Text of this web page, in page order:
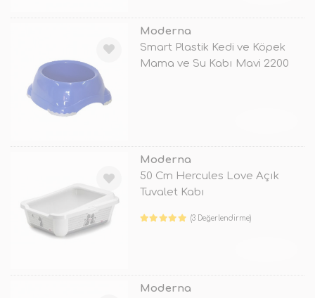
Moderna
Smart Plastik Kedi ve Köpek
Mama ve Su Kabı Mavi 2200
Moderna
50 Cm Hercules Love Açık
Tuvalet Kabı
(3 Değerlendirme)
Moderna